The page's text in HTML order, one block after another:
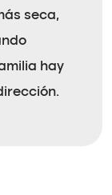
seca,
hay